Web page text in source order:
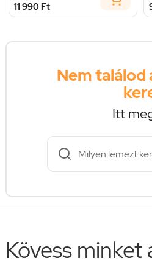
11 990 Ft
Nem találod
Itt
Kövess minket